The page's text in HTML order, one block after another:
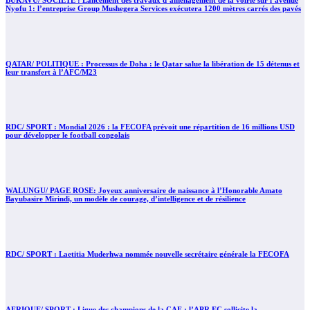
Nyofu 1: l’entreprise Group Mushegera Services exécutera 1200 mètres carrés des pavés
QATAR/ POLITIQUE : Processus de Doha : le Qatar salue la libération de 15 détenus et
leur transfert à l’AFC/M23
RDC/ SPORT : Mondial 2026 : la FECOFA prévoit une répartition de 16 millions USD
pour développer le football congolais
WALUNGU/ PAGE ROSE: Joyeux anniversaire de naissance à l’Honorable Amato
Bayubasire Mirindi, un modèle de courage, d’intelligence et de résilience
RDC/ SPORT : Laetitia Muderhwa nommée nouvelle secrétaire générale la FECOFA